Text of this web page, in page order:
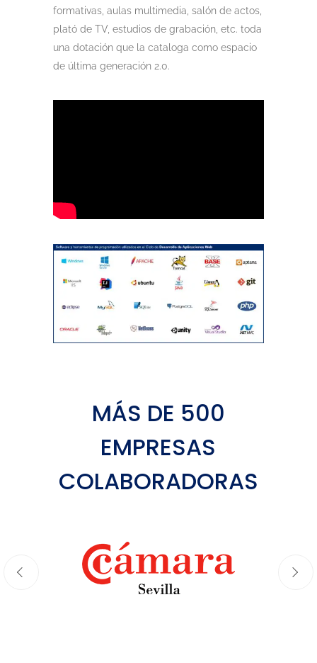
formativas, aulas multimedia, salón de actos,
plató de TV, estudios de grabación, etc. toda
una dotación que la cataloga como espacio
de última generación 2.0.
MÁS DE 500
EMPRESAS
COLABORADORAS